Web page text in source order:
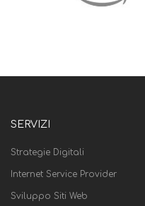
SERVIZI
Strategie Digitali
Internet Service Provider
Sviluppo Siti Web